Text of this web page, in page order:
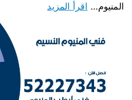
المنيوم… اقرأ المزيد